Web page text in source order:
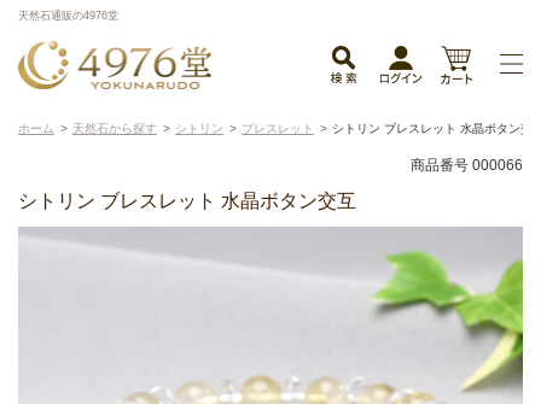
天然石通販の4976堂
ホーム 天然石から探す シトリン ブレスレット シトリン ブレスレット 水晶ボタン交
商品番号 000066
シトリン ブレスレット 水晶ボタン交互